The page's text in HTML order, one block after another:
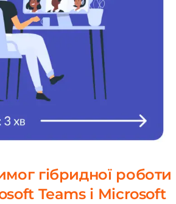
гібридної роботи
Teams і Microsoft